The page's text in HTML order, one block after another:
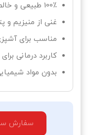
100٪ طبیعی و خالص
غنی از منیزیم و
مناسب برای
کاربرد درمانی
بدون مواد
سفارش سریع